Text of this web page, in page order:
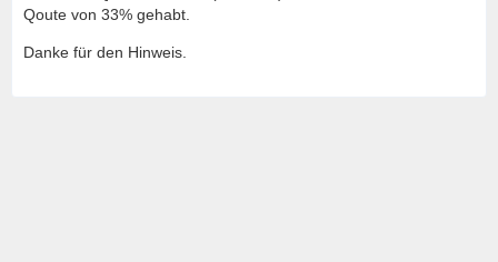
Qoute von 33% gehabt.
Danke für den Hinweis.